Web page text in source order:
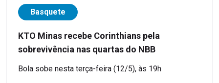
Basquete
KTO Minas recebe Corinthians pela
sobrevivência nas quartas do NBB
Bola sobe nesta terça-feira (12/5), às 19h